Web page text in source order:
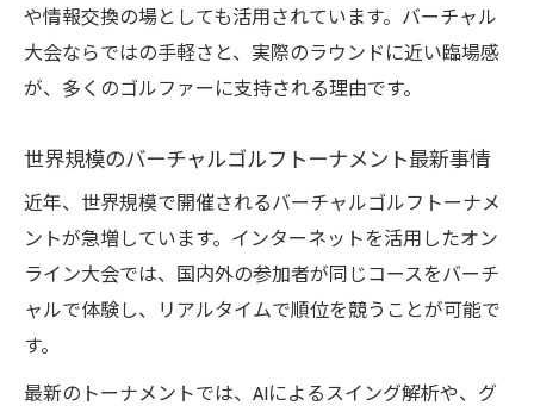
や情報交換の場としても活用されています。バーチャル
大会ならではの手軽さと、実際のラウンドに近い臨場感
が、多くのゴルファーに支持される理由です。
世界規模のバーチャルゴルフトーナメント最新事情
近年、世界規模で開催されるバーチャルゴルフトーナメ
ントが急増しています。インターネットを活用したオン
ライン大会では、国内外の参加者が同じコースをバーチ
ャルで体験し、リアルタイムで順位を競うことが可能で
す。
最新のトーナメントでは、AIによるスイング解析や、グ